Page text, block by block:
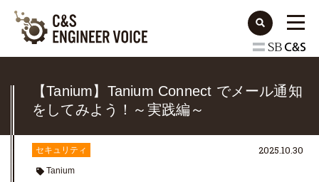
【Tanium】Tanium Connect でメール通知
をしてみよう！～実践編～
セキュリティ
Tanium
2025.10.30